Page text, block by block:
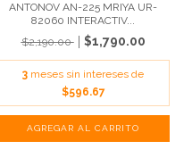
ANTONOV AN-225 MRIYA UR-
82060 INTERACTIV...
$2,190.00
$1,790.00
3 meses sin intereses de
$596.67